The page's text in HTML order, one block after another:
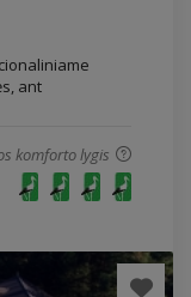
ant
komforto lygis